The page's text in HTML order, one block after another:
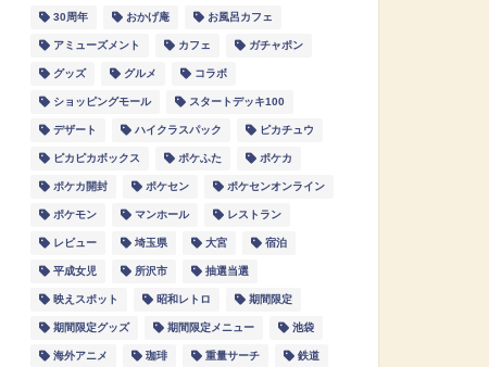
30周年 おかげ庵 お風呂カフェ
アミューズメント カフェ ガチャポン
グッズ グルメ コラボ
ショッピングモール スタートデッキ100
デザート ハイクラスパック ピカチュウ
ピカピカボックス ポケふた ポケカ
ポケカ開封 ポケセン ポケセンオンライン
ポケモン マンホール レストラン
レビュー 埼玉県 大宮 宿泊
平成女児 所沢市 抽選当選
映えスポット 昭和レトロ 期間限定
期間限定グッズ 期間限定メニュー 池袋
海外アニメ 珈琲 重量サーチ 鉄道